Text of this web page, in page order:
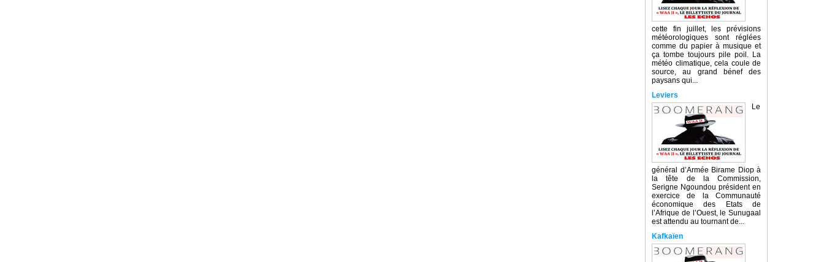
cette fin juillet, les prévisions
météorologiques sont réglées
comme du papier à musique et
ça tombe toujours pile poil. La
météo climatique, cela coule de
source, au grand bénef des
paysans qui...
Leviers
Le
général d’Armée Birame Diop à
la tête de la Commission,
Serigne Ngoundou président en
exercice de la Communauté
économique des Etats de
l’Afrique de l’Ouest, le Sunugaal
est attendu au tournant de...
Kafkaïen